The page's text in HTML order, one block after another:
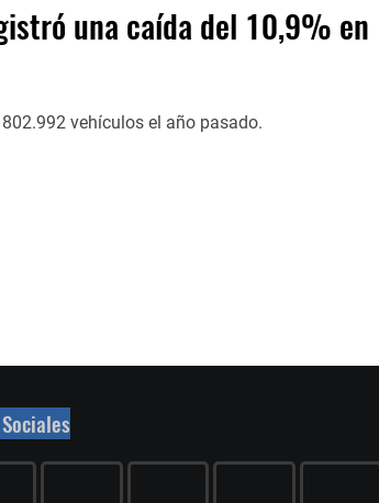
una caída del 10,9% en
vehículos el año pasado.